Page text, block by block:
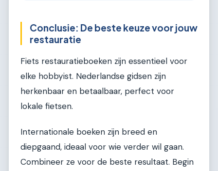
Conclusie: De beste keuze voor jouw
restauratie
Fiets restauratieboeken zijn essentieel voor
elke hobbyist. Nederlandse gidsen zijn
herkenbaar en betaalbaar, perfect voor
lokale fietsen.
Internationale boeken zijn breed en
diepgaand, ideaal voor wie verder wil gaan.
Combineer ze voor de beste resultaat. Begin